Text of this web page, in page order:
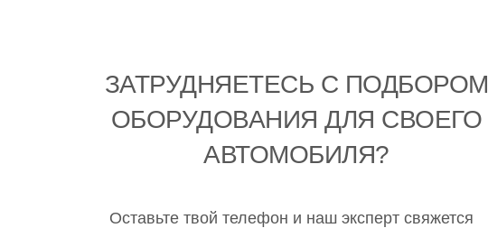
ЗАТРУДНЯЕТЕСЬ С ПОДБОРОМ
ОБОРУДОВАНИЯ ДЛЯ СВОЕГО
АВТОМОБИЛЯ?
Оставьте твой телефон и наш эксперт свяжется